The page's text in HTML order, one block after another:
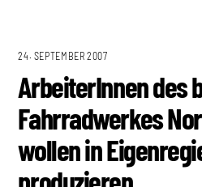
24. SEPTEMBER 2007
ArbeiterInnen des
Fahrradwerkes
wollen in